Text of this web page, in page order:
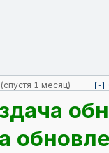
(спустя 1 месяц) [-]